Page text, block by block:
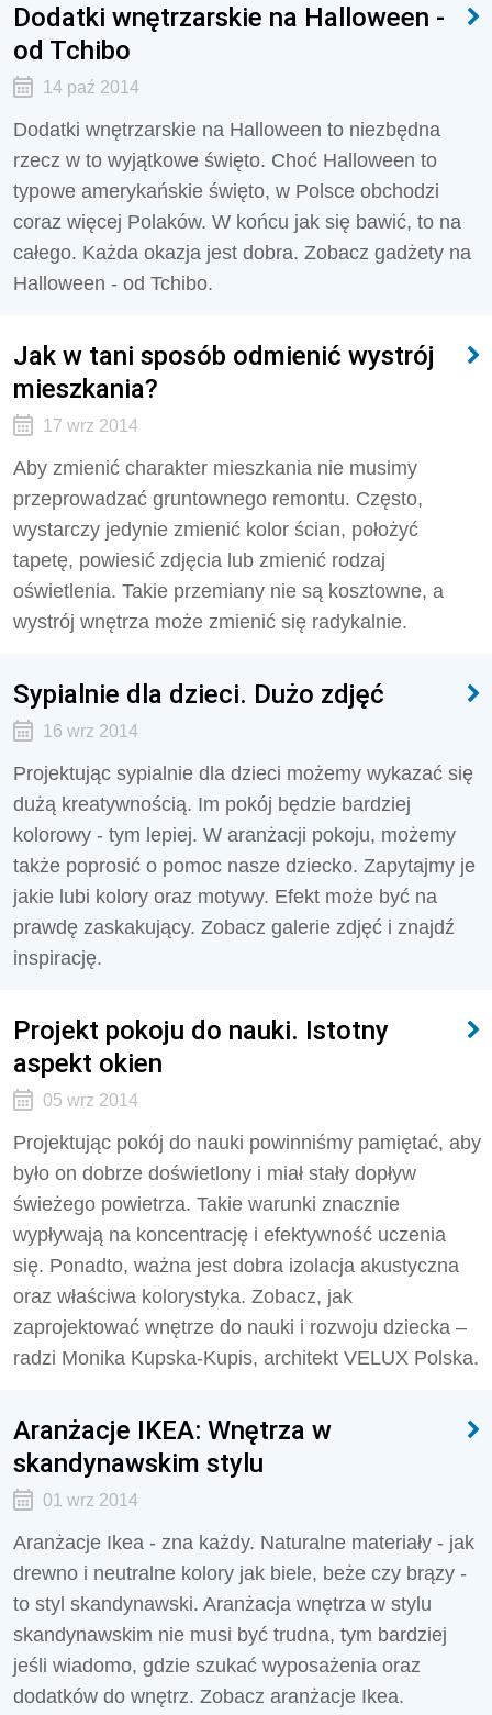
Dodatki wnętrzarskie na Halloween -
od Tchibo
14 paź 2014
Dodatki wnętrzarskie na Halloween to niezbędna
rzecz w to wyjątkowe święto. Choć Halloween to
typowe amerykańskie święto, w Polsce obchodzi
coraz więcej Polaków. W końcu jak się bawić, to na
całego. Każda okazja jest dobra. Zobacz gadżety na
Halloween - od Tchibo.
Jak w tani sposób odmienić wystrój
mieszkania?
17 wrz 2014
Aby zmienić charakter mieszkania nie musimy
przeprowadzać gruntownego remontu. Często,
wystarczy jedynie zmienić kolor ścian, położyć
tapetę, powiesić zdjęcia lub zmienić rodzaj
oświetlenia. Takie przemiany nie są kosztowne, a
wystrój wnętrza może zmienić się radykalnie.
Sypialnie dla dzieci. Dużo zdjęć
16 wrz 2014
Projektując sypialnie dla dzieci możemy wykazać się
dużą kreatywnością. Im pokój będzie bardziej
kolorowy - tym lepiej. W aranżacji pokoju, możemy
także poprosić o pomoc nasze dziecko. Zapytajmy je
jakie lubi kolory oraz motywy. Efekt może być na
prawdę zaskakujący. Zobacz galerie zdjęć i znajdź
inspirację.
Projekt pokoju do nauki. Istotny
aspekt okien
05 wrz 2014
Projektując pokój do nauki powinniśmy pamiętać, aby
było on dobrze doświetlony i miał stały dopływ
świeżego powietrza. Takie warunki znacznie
wypływają na koncentrację i efektywność uczenia
się. Ponadto, ważna jest dobra izolacja akustyczna
oraz właściwa kolorystyka. Zobacz, jak
zaprojektować wnętrze do nauki i rozwoju dziecka –
radzi Monika Kupska-Kupis, architekt VELUX Polska.
Aranżacje IKEA: Wnętrza w
skandynawskim stylu
01 wrz 2014
Aranżacje Ikea - zna każdy. Naturalne materiały - jak
drewno i neutralne kolory jak biele, beże czy brązy -
to styl skandynawski. Aranżacja wnętrza w stylu
skandynawskim nie musi być trudna, tym bardziej
jeśli wiadomo, gdzie szukać wyposażenia oraz
dodatków do wnętrz. Zobacz aranżacje Ikea.